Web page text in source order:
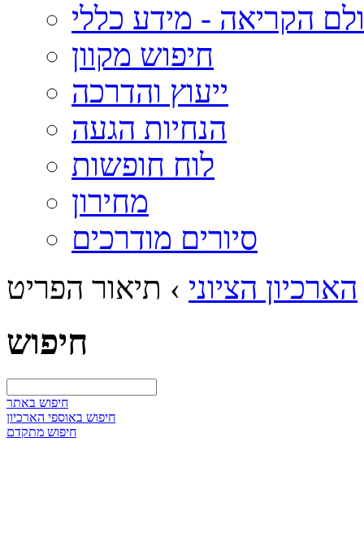
הקריאה - מידע כללי
חיפוש מקוון
ייעוץ והדרכה
הנחיות הגעה
לוח חופשות
מחירון
סיורים מודרכים
הארכיון הציוני › תיאור הפריט
חיפוש
חיפוש באתר
חיפוש באוספי הארכיון
חיפוש מתקדם